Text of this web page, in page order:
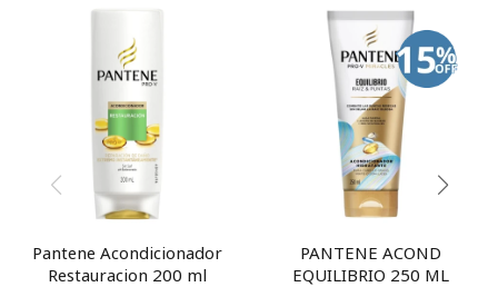
Pantene Acondicionador
Restauracion 200 ml
PANTENE ACOND
EQUILIBRIO 250 ML